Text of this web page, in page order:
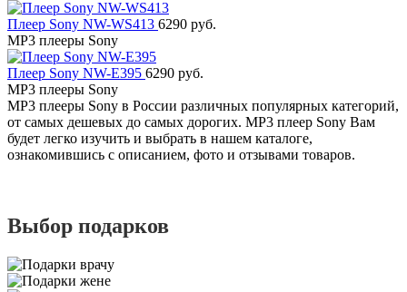
Плеер Sony NW-WS413 6290 руб.
MP3 плееры Sony
Плеер Sony NW-E395 6290 руб.
MP3 плееры Sony
MP3 плееры Sony в России различных популярных категорий,
от самых дешевых до самых дорогих. MP3 плеер Sony Вам
будет легко изучить и выбрать в нашем каталоге,
ознакомившись с описанием, фото и отзывами товаров.
Выбор подарков